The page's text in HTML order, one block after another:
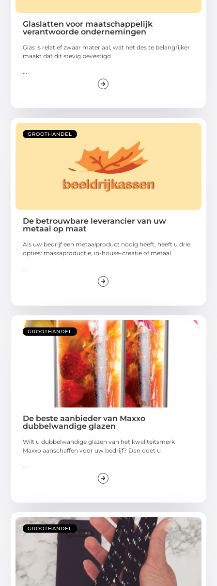
Glaslatten voor maatschappelijk
verantwoorde ondernemingen
Glas is relatief zwaar materiaal, wat het des te belangrijker
maakt dat dit stevig bevestigd
...
GROOTHANDEL
De betrouwbare leverancier van uw
metaal op maat
Als uw bedrijf een metaalproduct nodig heeft, heeft u drie
opties: massaproductie, in-house-creatie of metaal
GROOTHANDEL
De beste aanbieder van Maxxo
dubbelwandige glazen
Wilt u dubbelwandige glazen van het kwaliteitsmerk
Maxxo aanschaffen voor uw bedrijf? Dan doet u
...
GROOTHANDEL